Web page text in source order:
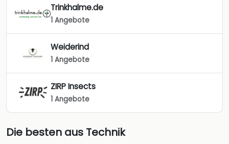
Trinkhalme.de
1 Angebote
Weiderind
1 Angebote
ZIRP Insects
1 Angebote
Die besten aus Technik